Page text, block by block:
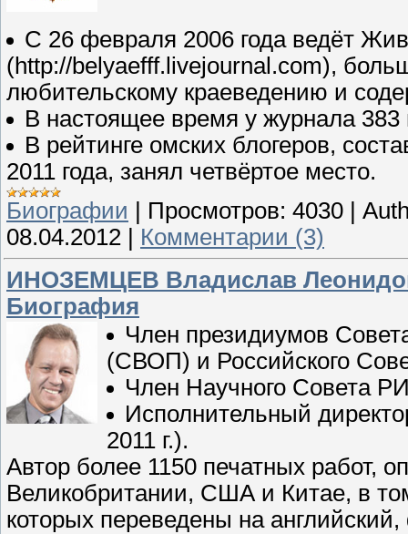
С 26 февраля 2006 года ведёт
(http://belyaefff.livejournal.com),
любительскому краеведению и
В настоящее время у журнала 383
В рейтинге омских блогеров,
2011 года, занял четвёртое место.
Биографии | Просмотров: 4030 |
08.04.2012 | Комментарии (3)
ИНОЗЕМЦЕВ Владислав
Биография
Член президиумов
(СВОП) и Российского
Член Научного Совета
Исполнительный
2011 г.).
Автор более 1150 печатных работ,
Великобритании, США и Китае, в
которых переведены на